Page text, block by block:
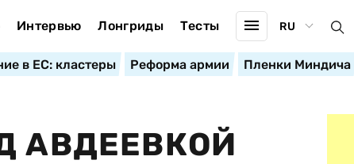
Интервью Лонгриды Тесты RU
в ЕС: кластеры Реформа армии Пленки Миндича
АВДЕЕВКОЙ